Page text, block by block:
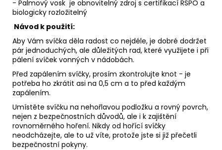
- Palmový vosk je obnovitelný zdroj s certifikací RSPO a
biologicky rozložitelný
Návod k použití:
Aby Vám svíčka děla radost co nejdéle, je dobré dodržet
pár jednoduchých, ale důležitých rad, které využijete i při
pálení svíček vonných v nádobách.
Před zapálením svíčky, prosím zkontrolujte knot - je
potřeba ho zkrátit asi na 0,5 cm a to před každým
zapálením.
Umístěte svíčku na nehořlavou podložku a rovný povrch,
nejen z bezpečnostních důvodů, ale i k zajištění
rovnoměrného hoření. Nikdy od hořící svíčky
neodcházejte, ale to už víte, protože jste si již přečetli
bezpečnostní pokyny.